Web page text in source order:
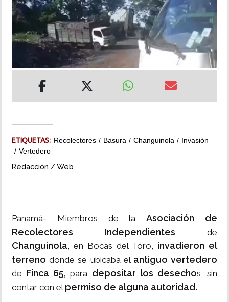
INSÓLITAS
MULTIMEDIA
ETIQUETAS: Recolectores Basura Changuinola
Invasión
Vertedero
Redacción / Web
Panamá- Miembros de laAsociación de
Recolectores Independientes de
Changuinola, en Bocas del Toro, invadieron el
terrenodonde se ubicaba el antiguo vertedero
de Finca 65, para depositar los desechos, sin
contar con el permiso de alguna autoridad.